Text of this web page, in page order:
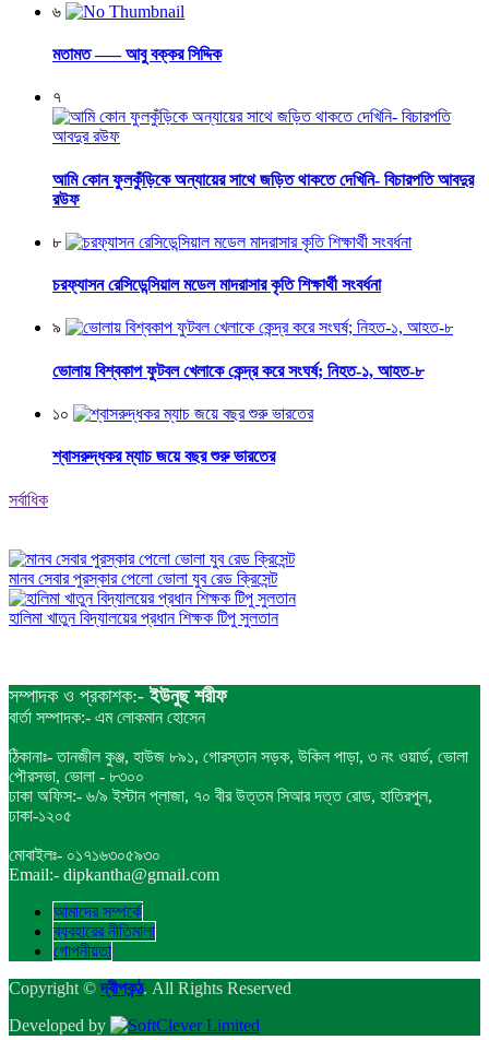
৬
মতামত —– আবু বক্কর সিদ্দিক
৭
আমি কোন ফুলকুঁড়িকে অন্যায়ের সাথে জড়িত থাকতে দেখিনি- বিচারপতি আবদুর
রউফ
৮
চরফ্যাসন রেসিডেন্সিয়াল মডেল মাদরাসার কৃতি শিক্ষার্থী সংবর্ধনা
৯
ভোলায় বিশ্বকাপ ফুটবল খেলাকে কেন্দ্র করে সংঘর্ষ; নিহত-১, আহত-৮
১০
শ্বাসরুদ্ধকর ম্যাচ জয়ে বছর শুরু ভারতের
সর্বাধিক
মানব সেবার পুরস্কার পেলো ভোলা যুব রেড ক্রিসেন্ট
হালিমা খাতুন বিদ্যালয়ের প্রধান শিক্ষক টিপু সুলতান
সম্পাদক ও প্রকাশক:-ইউনুছ শরীফ
বার্তা সম্পাদক:- এম লোকমান হোসেন
ঠিকানাঃ- তানজীল কুঞ্জ, হাউজ ৮৯১, গোরস্তান সড়ক, উকিল পাড়া, ৩ নং ওয়ার্ড, ভোলা
পৌরসভা, ভোলা - ৮৩০০
ঢাকা অফিস:- ৬/৯ ইস্টান প্লাজা, ৭০ বীর উত্তম সিআর দত্ত রোড, হাতিরপুল,
ঢাকা-১২০৫
মোবাইলঃ- ০১৭১৬৩০৫৯৩০
Email:- dipkantha@gmail.com
আমাদের সম্পর্কে
ব্যবহারের নীতিমালা
গোপনীয়তা
Copyright ©দ্বীপকন্ঠ. All Rights Reserved
Developed by